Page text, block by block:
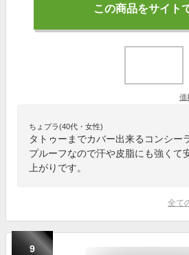
この商品をサイト
価
ちょプラ(40代・女性)
タトゥーまでカバー出来るコンシー
プルーフなので汗や皮脂にも強くて
上がりです。
全て
9